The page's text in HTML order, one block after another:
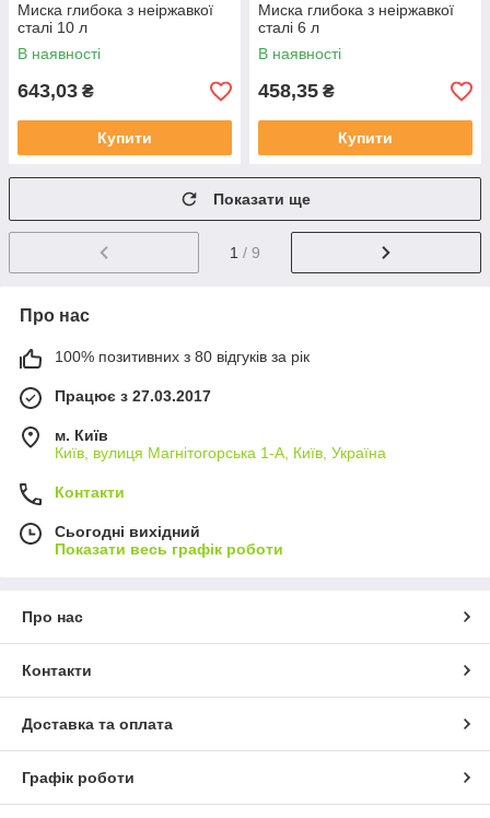
Миска глибока з неіржавкої
сталі 10 л
В наявності
643,03 ₴
Купити
Миска глибока з неіржавкої
сталі 6 л
В наявності
458,35 ₴
Купити
Показати ще
1 / 9
Про нас
100% позитивних з 80 відгуків за рік
Працює з 27.03.2017
м. Київ
Київ, вулиця Магнітогорська 1-А, Київ, Україна
Контакти
Сьогодні вихідний
Показати весь графік роботи
Про нас
Контакти
Доставка та оплата
Графік роботи